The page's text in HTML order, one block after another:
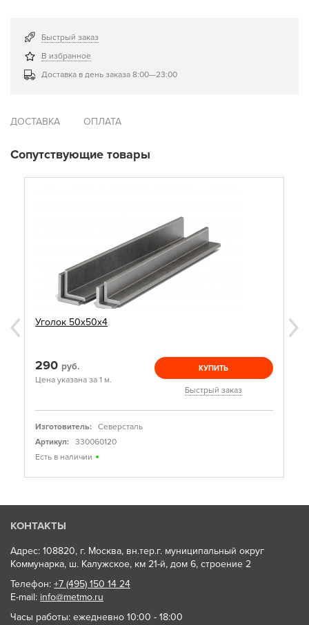
Быстрый заказ
В избранное
Доставка в день заказа 8:00—23:00
ДОСТАВКА ОПЛАТА
Сопутствующие товары
Уголок 50х50х4
290 руб.
Цена указана за 1 м.
КУПИТЬ
Быстрый заказ
Изготовитель:
Северсталь
Артикул:
330060120
Есть в наличии
КОНТАКТЫ
Адрес: 108820, г. Москва, вн.тер.г. муниципальный округ
Коммунарка, ш. Калужское, км 21-й, дом 6, строение 2
Телефон: +7 (495) 150 14 24
E-mail: info@metmo.ru
Часы работы: ежедневно 10:00 - 18:00